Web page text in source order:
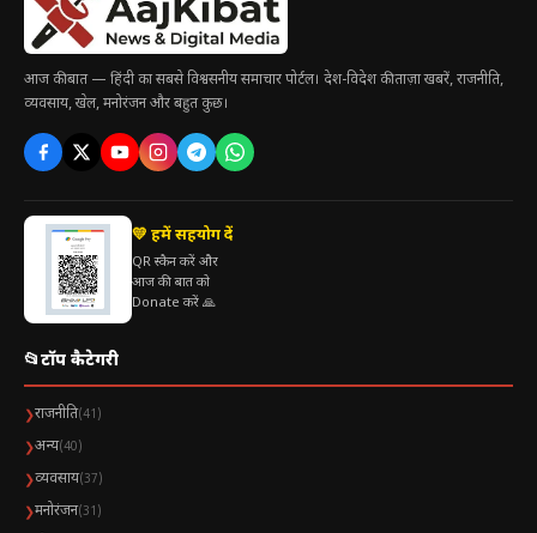
अर्धशतकपूरा किया।
प्लेयर ऑफ द मैच बनने के बाद राधा ने कहा:
“मुझे पता है कि मेरे पास ऐसी स्थिति में बल्लेबाजी करने का खेल
और स्वभाव है, लेकिन जब कोई आपको आत्मविश्वास देता है, तो
बात ही कुछ और होती है।”
Table of Contents
Radha Yadav batting at No. 5 आरसीबी के लिए एक नई
उम्मीद और मैच विनर
आज की बात — हिंदी का सबसे विश्वसनीय समाचार पोर्टल। देश-विदेश की ताज़ा खबरें, राजनीति,
व्यवसाय, खेल, मनोरंजन और बहुत कुछ।
💛 हमें सहयोग दें
QR स्कैन करें और
आज की बात को
Donate करें 🙏
📂टॉप कैटेगरी
❯राजनीति(41)
❯अन्य(40)
❯व्यवसाय(37)
❯मनोरंजन(31)